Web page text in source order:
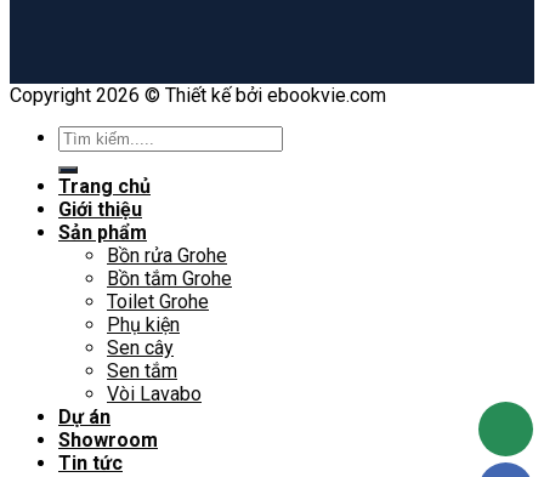
Copyright 2026 © Thiết kế bởi ebookvie.com
Search
for:
Trang chủ
Giới thiệu
Sản phẩm
Bồn rửa Grohe
Bồn tắm Grohe
Toilet Grohe
Phụ kiện
Sen cây
Sen tắm
Vòi Lavabo
Dự án
Showroom
Tin tức